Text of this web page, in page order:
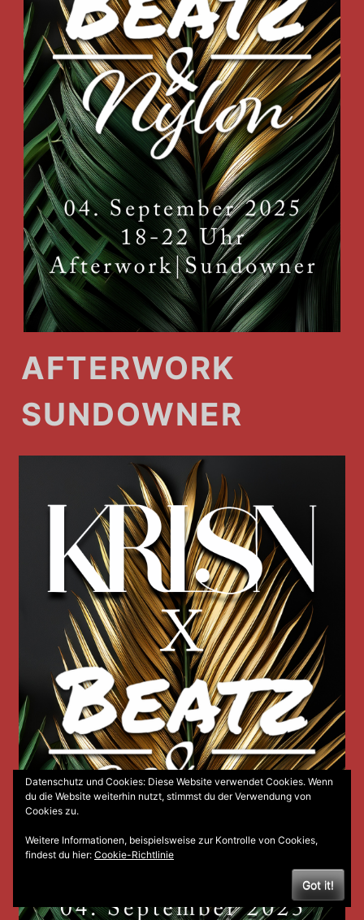
AFTERWORK
SUNDOWNER
Datenschutz und Cookies: Diese Website verwendet Cookies. Wenn
du die Website weiterhin nutzt, stimmst du der Verwendung von
Cookies zu.
Weitere Informationen, beispielsweise zur Kontrolle von Cookies,
findest du hier: Cookie-Richtlinie